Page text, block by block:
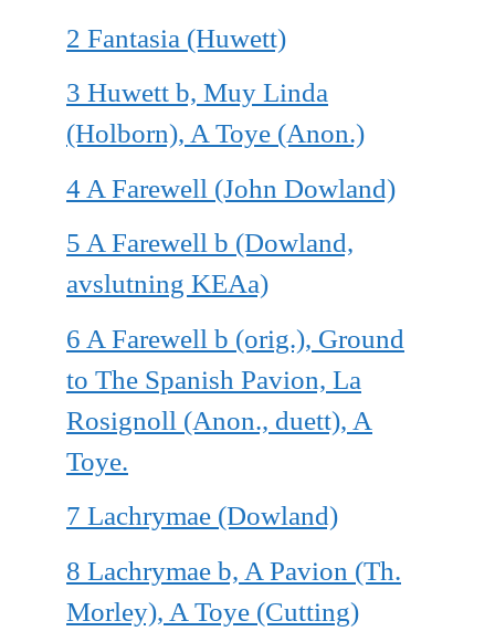
2 Fantasia (Huwett)
3 Huwett b, Muy Linda
(Holborn), A Toye (Anon.)
4 A Farewell (John Dowland)
5 A Farewell b (Dowland,
avslutning KEAa)
6 A Farewell b (orig.), Ground
to The Spanish Pavion, La
Rosignoll (Anon., duett), A
Toye.
7 Lachrymae (Dowland)
8 Lachrymae b, A Pavion (Th.
Morley), A Toye (Cutting)